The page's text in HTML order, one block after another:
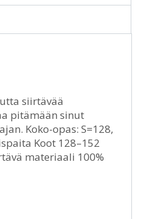
siirtävää
pitämään sinut
Koko-opas: S=128,
Koot 128–152
materiaali 100%